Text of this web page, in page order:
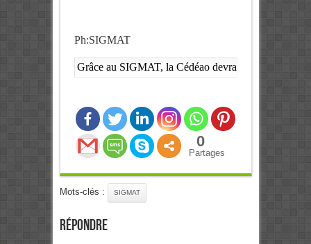
Ph:SIGMAT
Grâce au SIGMAT, la Cédéao devra stimuler
0
Partages
Mots-clés : SIGMAT
Répondre